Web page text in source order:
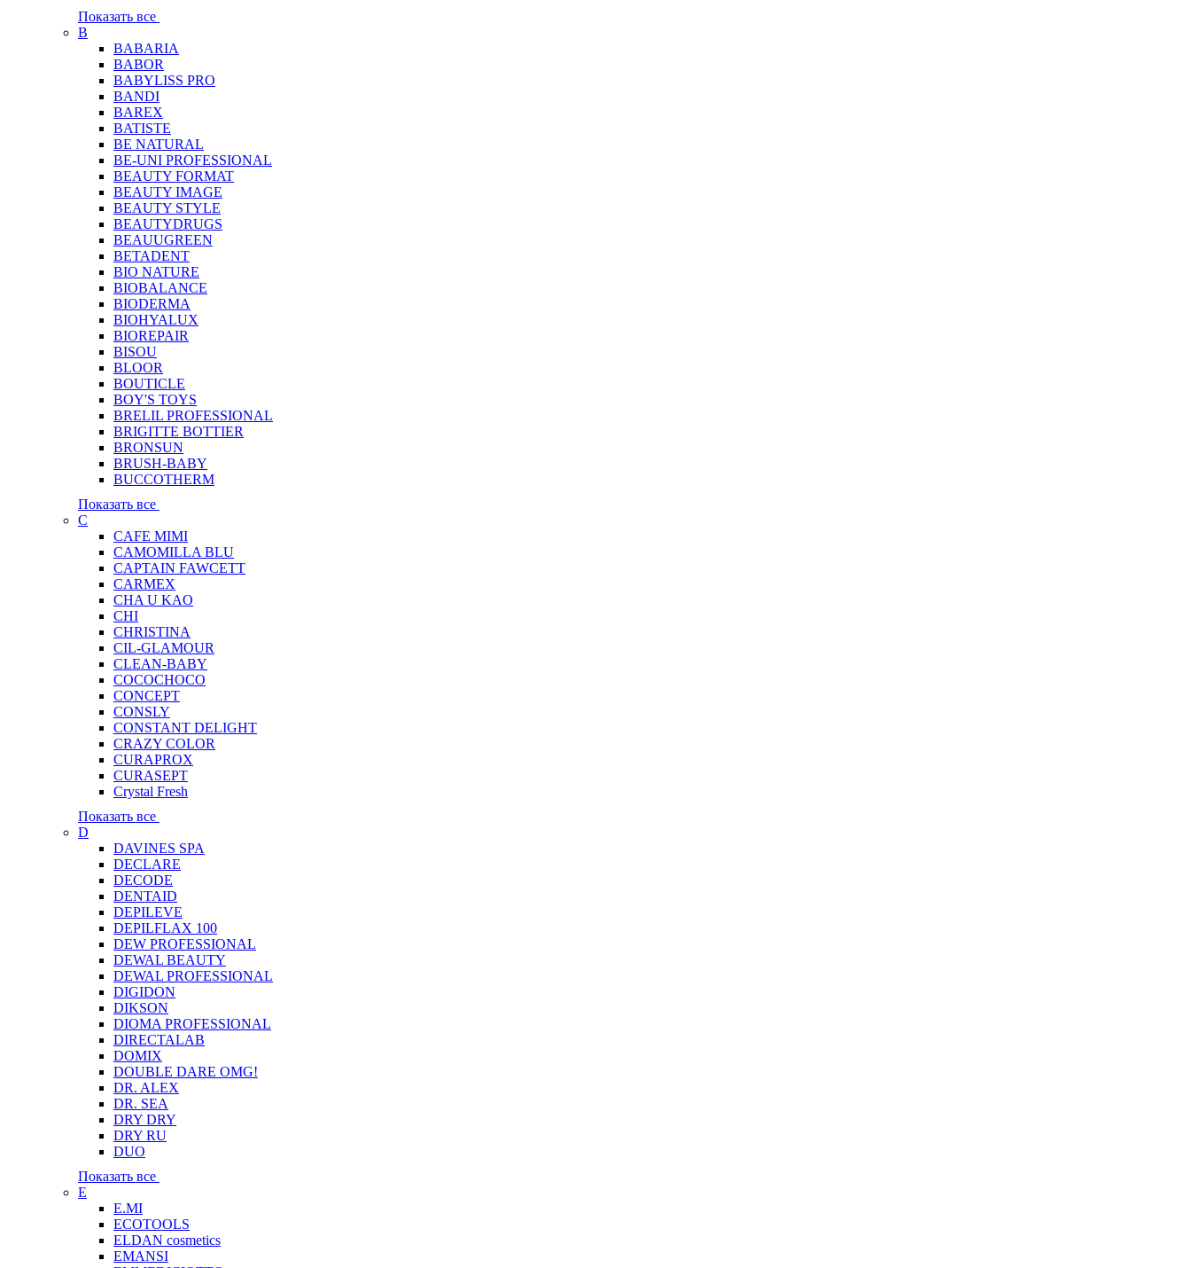
Показать все
B
BABARIA
BABOR
BABYLISS PRO
BANDI
BAREX
BATISTE
BE NATURAL
BE-UNI PROFESSIONAL
BEAUTY FORMAT
BEAUTY IMAGE
BEAUTY STYLE
BEAUTYDRUGS
BEAUUGREEN
BETADENT
BIO NATURE
BIOBALANCE
BIODERMA
BIOHYALUX
BIOREPAIR
BISOU
BLOOR
BOUTICLE
BOY'S TOYS
BRELIL PROFESSIONAL
BRIGITTE BOTTIER
BRONSUN
BRUSH-BABY
BUCCOTHERM
Показать все
C
CAFE MIMI
CAMOMILLA BLU
CAPTAIN FAWCETT
CARMEX
CHA U KAO
CHI
CHRISTINA
CIL-GLAMOUR
CLEAN-BABY
COCOCHOCO
CONCEPT
CONSLY
CONSTANT DELIGHT
CRAZY COLOR
CURAPROX
CURASEPT
Crystal Fresh
Показать все
D
DAVINES SPA
DECLARE
DECODE
DENTAID
DEPILEVE
DEPILFLAX 100
DEW PROFESSIONAL
DEWAL BEAUTY
DEWAL PROFESSIONAL
DIGIDON
DIKSON
DIOMA PROFESSIONAL
DIRECTALAB
DOMIX
DOUBLE DARE OMG!
DR. ALEX
DR. SEA
DRY DRY
DRY RU
DUO
Показать все
E
E.MI
ECOTOOLS
ELDAN cosmetics
EMANSI